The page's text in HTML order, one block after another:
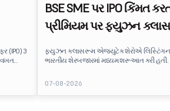
(IPO) 3
વખત
BSE SME પર IPO કિંમત
પ્રીમિયમ પર ફ્યુઝન
એજ્યુટેક શેરનું લિસ્ટ
ફ્યુઝન ક્લાસરૂમ એજ્યુટેક શેરોએ
ભારતીય શેરબજારમાં મધ્યમ શરૂઆત કરી હતી.
ઇશ્યૂ કિંમત કરતાં લગભગ 7% નું પ્રીમિયમ આપે
આઇપીઓ રોકાણકારોને સામાન્ય લાભ પ્રદાન
ટેક્નોલોજી કંપની પ્રત્યે માપવામાં આવેલી
07-08-2026